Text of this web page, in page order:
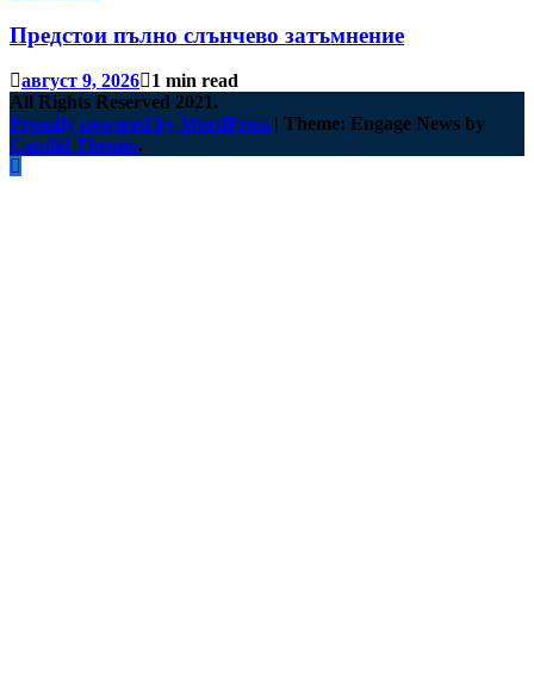
Предстои пълно слънчево затъмнение
август 9, 2026
1 min read
All Rights Reserved 2021.
Proudly powered by WordPress | Theme: Engage News by
Candid Themes.